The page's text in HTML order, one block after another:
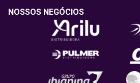
NOSSOS NEGÓCIOS